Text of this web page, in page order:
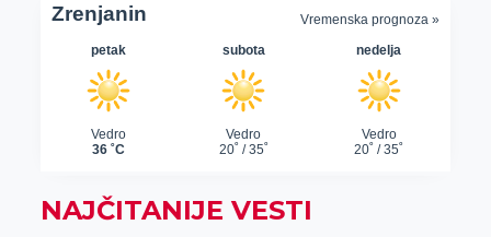
NAJČITANIJE VESTI